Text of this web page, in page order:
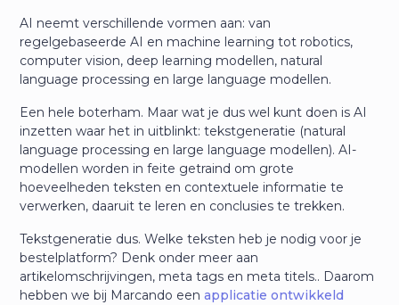
AI neemt verschillende vormen aan: van
regelgebaseerde AI en machine learning tot robotics,
computer vision, deep learning modellen, natural
language processing en large language modellen.
Een hele boterham. Maar wat je dus wel kunt doen is AI
inzetten waar het in uitblinkt: tekstgeneratie (natural
language processing en large language modellen). AI-
modellen worden in feite getraind om grote
hoeveelheden teksten en contextuele informatie te
verwerken, daaruit te leren en conclusies te trekken.
Tekstgeneratie dus. Welke teksten heb je nodig voor je
bestelplatform? Denk onder meer aan
artikelomschrijvingen, meta tags en meta titels.. Daarom
hebben we bij Marcando eenapplicatie ontwikkeld